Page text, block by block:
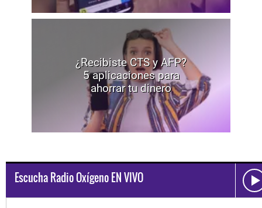
¿Recibiste CTS y AFP?
5 aplicaciones para
ahorrar tu dinero
Escucha Radio Oxígeno EN VIVO